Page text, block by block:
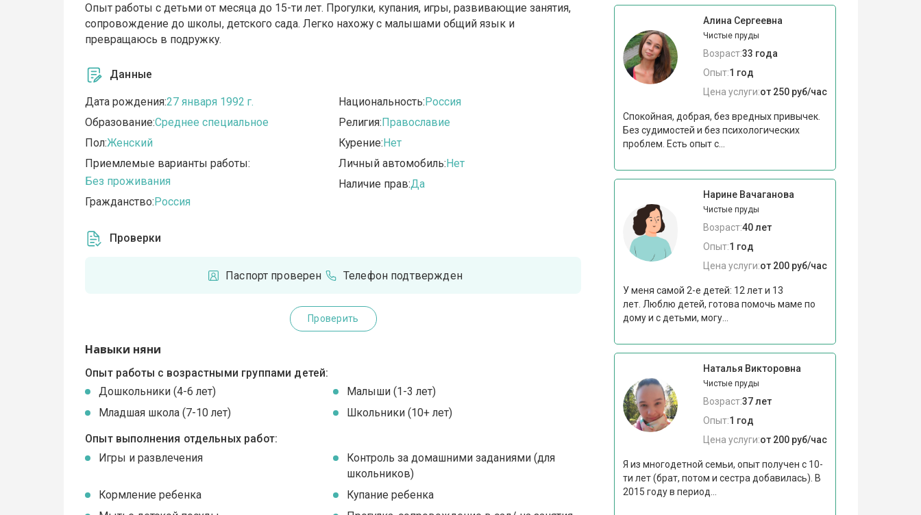
Опыт работы с детьми от месяца до 15-ти лет. Прогулки, купания, игры, развивающие занятия,
сопровождение до школы, детского сада. Легко нахожу с малышами общий язык и
превращаюсь в подружку.
Данные
Дата рождения:27 января 1992 г.
Образование:Среднее специальное
Пол:Женский
Приемлемые варианты работы:
Без проживания
Гражданство:Россия
Национальность:Россия
Религия:Православие
Курение:Нет
Личный автомобиль:Нет
Наличие прав:Да
Проверки
Паспорт проверен Телефон подтвержден
Проверить
Навыки няни
Опыт работы с возрастными группами детей:
Дошкольники (4-6 лет)
Малыши (1-3 лет)
Младшая школа (7-10 лет)
Школьники (10+ лет)
Опыт выполнения отдельных работ:
Игры и развлечения
Контроль за домашними заданиями (для
школьников)
Кормление ребенка
Купание ребенка
Алина Сергеевна
Чистые пруды
Возраст:33 года
Опыт:1 год
Цена услуги:от 250 руб/час
Спокойная, добрая, без вредных привычек.
Без судимостей и без психологических
проблем. Есть опыт с...
Нарине Вачаганова
Чистые пруды
Возраст:40 лет
Опыт:1 год
Цена услуги:от 200 руб/час
У меня самой 2-е детей: 12 лет и 13
лет. Люблю детей, готова помочь маме по
дому и с детьми, могу...
Наталья Викторовна
Чистые пруды
Возраст:37 лет
Опыт:1 год
Цена услуги:от 200 руб/час
Я из многодетной семьи, опыт получен с 10-
ти лет (брат, потом и сестра добавилась). В
2015 году в период...